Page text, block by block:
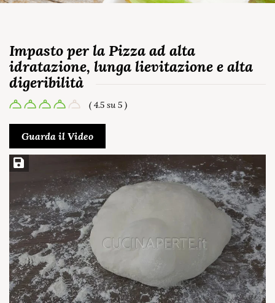
Impasto per la Pizza ad alta
idratazione, lunga lievitazione e alta
digeribilità
( 4.5 su 5 )
Guarda il Video
Salva ricetta